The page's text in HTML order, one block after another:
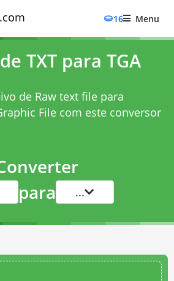
16 Menu
TXT para TGA
de Raw text file para
File com este conversor
para ...